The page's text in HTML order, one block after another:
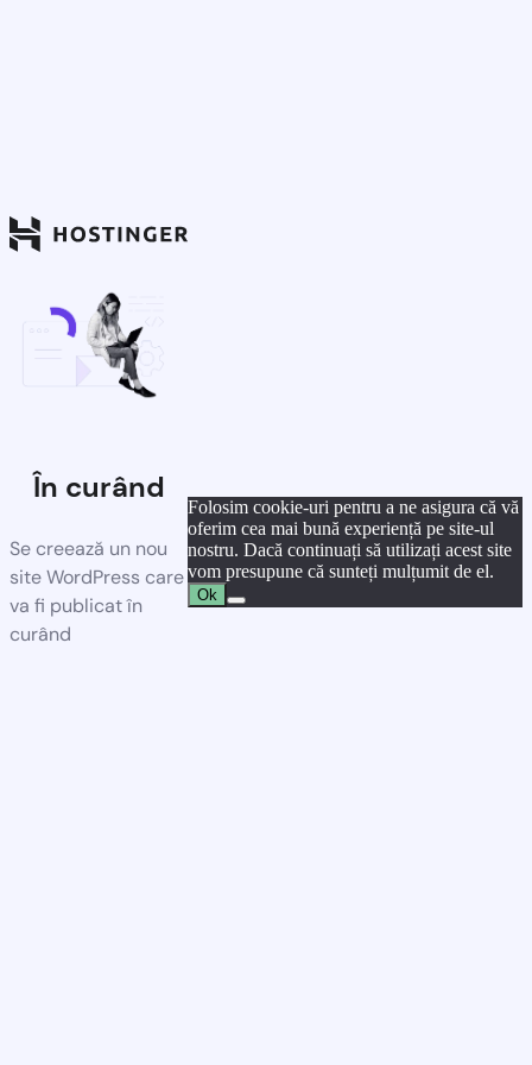
În curând
Se creează un nou
site WordPress care
va fi publicat în
curând
Folosim cookie-uri pentru a ne asigura că vă
oferim cea mai bună experiență pe site-ul
nostru. Dacă continuați să utilizați acest site
vom presupune că sunteți mulțumit de el.
Ok